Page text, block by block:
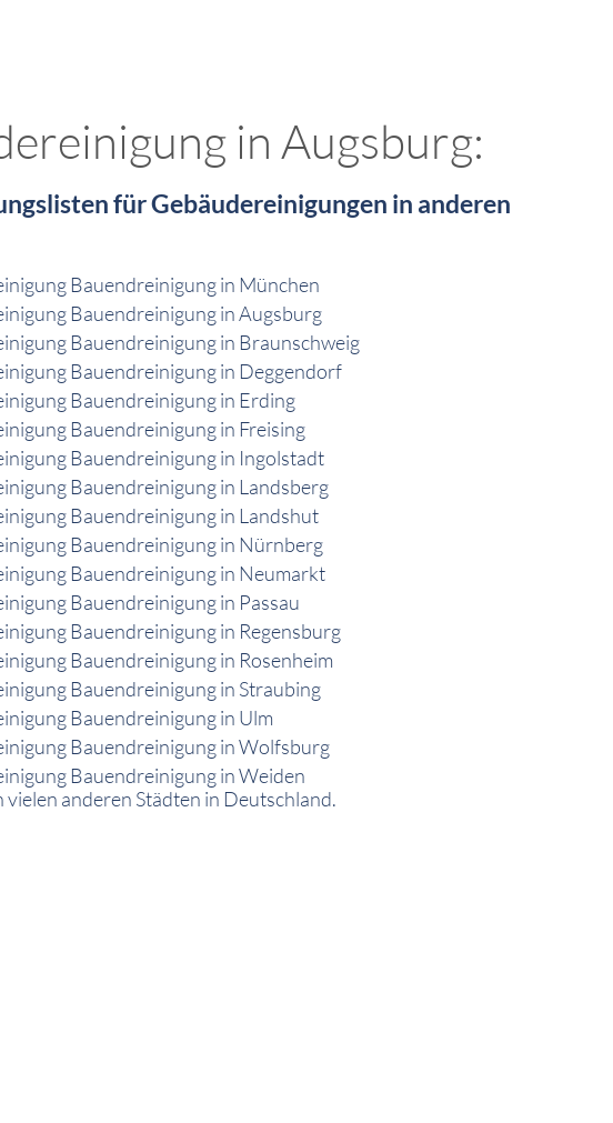
in Augsburg:
für Gebäudereinigungen in anderen
Bauendreinigung in München
Bauendreinigung in Augsburg
Bauendreinigung in Braunschweig
Bauendreinigung in Deggendorf
Bauendreinigung in Erding
Bauendreinigung in Freising
Bauendreinigung in Ingolstadt
Bauendreinigung in Landsberg
Bauendreinigung in Landshut
Bauendreinigung in Nürnberg
Bauendreinigung in Neumarkt
Bauendreinigung in Passau
Bauendreinigung in Regensburg
Bauendreinigung in Rosenheim
Bauendreinigung in Straubing
Bauendreinigung in Ulm
Bauendreinigung in Wolfsburg
Bauendreinigung in Weiden
vielen anderen Städten in Deutschland.